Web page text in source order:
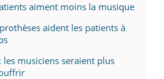
aiment moins la musique
aident les patients à
musiciens seraient plus